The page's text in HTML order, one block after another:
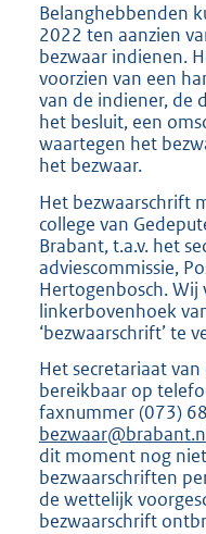
Belanghebbenden
2022 ten aanzien
bezwaar indienen.
voorzien van een
van de indiener, de
het besluit, een
waartegen het
het bezwaar.
Het bezwaarschrift
college van
Brabant, t.a.v. het
adviescommissie,
Hertogenbosch. Wij
linkerbovenhoek
‘bezwaarschrift’ te
Het secretariaat
bereikbaar op
faxnummer (073)
dit moment nog
bezwaarschriften
de wettelijk
bezwaarschrift